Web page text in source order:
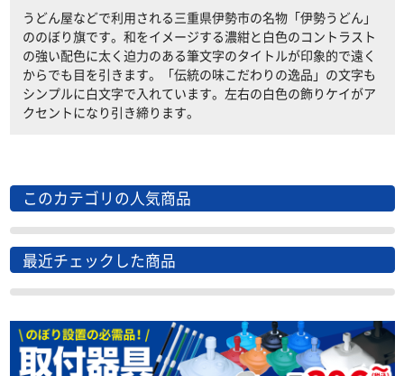
うどん屋などで利用される三重県伊勢市の名物「伊勢うどん」
ののぼり旗です。和をイメージする濃紺と白色のコントラスト
の強い配色に太く迫力のある筆文字のタイトルが印象的で遠く
からでも目を引きます。「伝統の味こだわりの逸品」の文字も
シンプルに白文字で入れています。左右の白色の飾りケイがア
クセントになり引き締ります。
このカテゴリの人気商品
最近チェックした商品